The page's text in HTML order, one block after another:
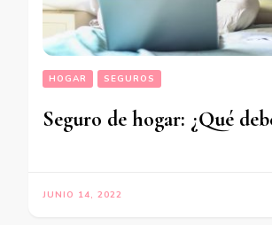
HOGAR SEGUROS
Seguro de hogar: ¿Qué
JUNIO 14, 2022